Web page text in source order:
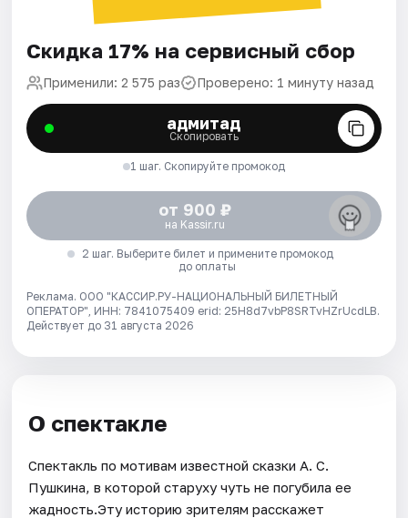
Скидка 17% на сервисный сбор
Применили: 2 575 раз Проверено: 1 минуту назад
адмитад
Скопировать
1 шаг. Скопируйте промокод
от 900 ₽
на Kassir.ru
2 шаг. Выберите билет и примените промокод
до оплаты
Реклама. ООО "КАССИР.РУ-НАЦИОНАЛЬНЫЙ БИЛЕТНЫЙ
ОПЕРАТОР", ИНН: 7841075409 erid: 25H8d7vbP8SRTvHZrUcdLB.
Действует до 31 августа 2026
О спектакле
Спектакль по мотивам известной сказки А. С.
Пушкина, в которой старуху чуть не погубила ее
жадность.Эту историю зрителям расскажет